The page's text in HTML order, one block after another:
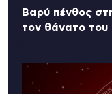
Βαρύ πένθος
τον θάνατο